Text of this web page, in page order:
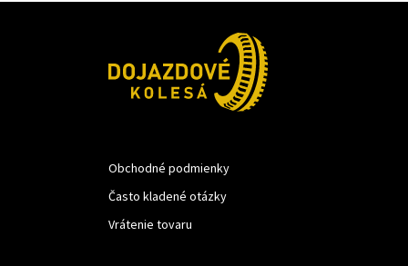
Obchodné podmienky
Často kladené otázky
Vrátenie tovaru